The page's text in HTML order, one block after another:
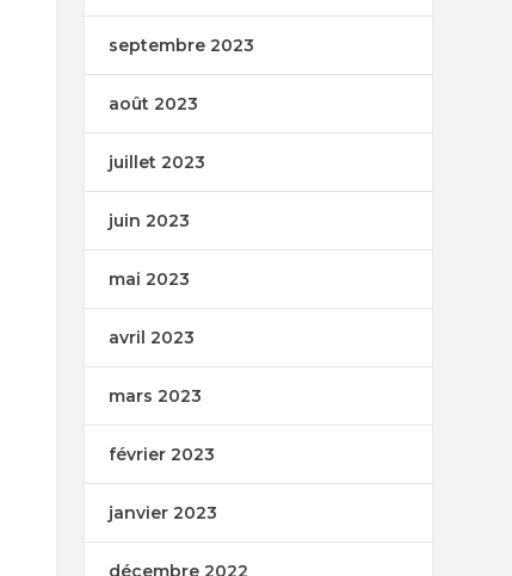
septembre 2023
août 2023
juillet 2023
juin 2023
mai 2023
avril 2023
mars 2023
février 2023
janvier 2023